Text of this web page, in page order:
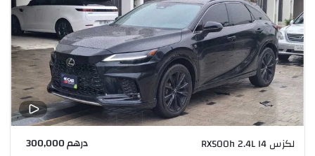
لكزس RX500h 2.4L I4 درهم 300,000